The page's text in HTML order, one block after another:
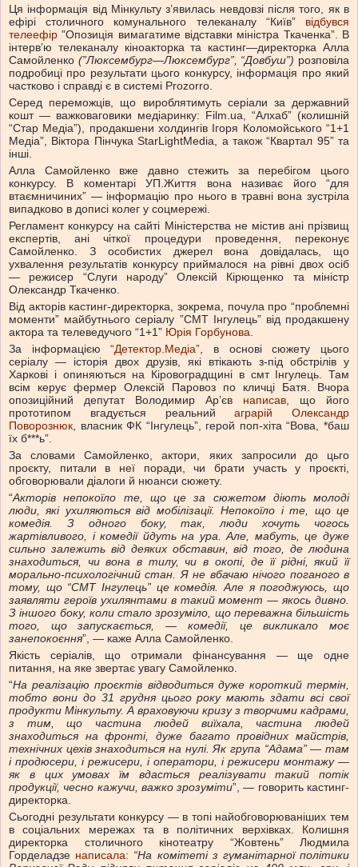
Ця інформація від Мінкульту з’явилась невдовзі після того, як в
ефірі столичного комунального телеканалу “Київ” відбувся
телеефір ”Опозиція вимагатиме відставки міністра Ткаченка”. В
інтерв’ю телеканалу кіноакторка та кастинг—директорка Алла
Самойленко (”Люксембург—Люксембург”, “Довбуш”) розповіла
подробиці про результати цього конкурсу, інформація про який
частково і справді є в системі Prozorro.
Серед переможців, що вироблятимуть серіали за державний
кошт — важковаговики медіаринку: Film.ua, “Алхаб” (колишній
“Стар Медіа”), продакшени холдингів Ігоря Коломойського “1+1
Медіа”, Віктора Пінчука StarLightMedia, а також “Квартал 95” та
інші.
Алла Самойленко вже давно стежить за перебігом цього
конкурсу. В коментарі УП.Життя вона називає його “для
втаємничиних” — інформацію про нього в травні вона зустріла
випадково в дописі колег у соцмережі.
Регламент конкурсу на сайті Міністерства не містив ані прізвищ
експертів, ані чіткої процедури проведення, переконує
Самойленко. З особистих джерел вона довідалась, що
ухвалення результатів конкурсу приймалося на рівні двох осіб
— режисер “Слуги народу” Олексій Кірющенко та міністр
Олександр Ткаченко.
Від акторів кастинг-директорка, зокрема, почула про “проблемні
моменти” майбутнього серіалу ”СМТ Інгулець” від продакшену
актора та телеведучого “1+1” Юрія Горбунова.
За інформацією“Детектор.Медіа”, в основі сюжету цього
серіалу — історія двох друзів, які втікають з-під обстрілів у
Харкові і опиняються на Кіровоградщині в смт Інгулець. Там
всім керує фермер Олексій Паровоз по кличці Батя. Вчора
опозиційний депутат Володимир Ар’єв написав, що його
прототипом вгадується реальнийаграрій Олександр
Поворознюк, власник ФК “Інгулець”, герой поп-хіта “Вова, *баш
їх б***ь”.
За словами Самойленко, актори, яких запросили до цьго
проєкту, питали в неї поради, чи брати участь у проєкті,
обговорювали діалоги й нюанси сюжету.
“Акторів непокоїло те, що це за сюжетом діють молоді
люди, які ухиляються від мобілізації. Непокоїло і те, що це
комедія. З одного боку, так, люди хочуть чогось
жартівливого, і комедії йдуть на ура. Але, мабуть, це дуже
сильно залежить від деяких обставин, від того, де людина
знаходиться, чи вона в тилу, чи в окопі, де її рідні, який її
морально-психологічний стан. Я не вбачаю нічого поганого в
тому, що “СМТ Інгулець” це комедія. Але я погоджуюсь, що
заявляти героїв ухилянтами в такий момент — якось дивно.
З іншого боку, коли стало зрозуміло, що переважна більшість
того, що запускається, — комедії, це викликало моє
занепокоєння”, — каже Алла Самойленко.
Якість серіалів, що отримали фінансування — ще одне
питання, на яке звертає увагу Самойленко.
“На реалізацію проєктів відводиться дуже короткий термін,
тобто вони до 31 грудня цього року мають здати всі свої
продукти Мінкульту. А враховуючи кризу з творчими кадрами,
з тим, що частина людей виїхала, частина людей
знаходиться на фронті, дуже багато провідних майстрів,
технічних цехів знаходиться на нулі. Як група “Адама” — там
і продюсери, і режисери, і оператори, і режисери монтажу —
як в цих умовах їм вдасться реалізувати такий потік
продукції, чесно кажучи, важко зрозуміти”, — говорить кастинг-
директорка.
Сьогодні результати конкурсу — в топі найобговорюваніших тем
в соціальних мережах та в політичних верхівках. Колишня
директорка столичного кінотеатру “Жовтень” Людмила
Горделадзе написала: “На комітеті з гуманітарної політики